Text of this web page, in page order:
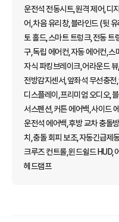
운전석 전동시트,원격 제어,디
어,차음 유리창,블라인드 (뒷
토 홀드,스마트 트렁크,전동 트
구,독립 에어컨,자동 에어컨,스
자식 파킹브레이크,어라운드
전방감지센서,앞좌석 무선충
디스플레이,프리미엄 오디오,
서스펜션,커튼 에어백,사이드
운전석 에어백,후방 교차 충돌
치,충돌 회피 보조,자동긴급제
크루즈 컨트롤,윈드쉴드 HUD,
헤드램프